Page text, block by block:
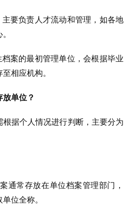
主要负责人才流动和管理，如各地
案的最初管理单位，会根据毕业
相应机构。
单位？
据个人情况进行判断，主要分为
通常存放在单位档案管理部门，
位全称。